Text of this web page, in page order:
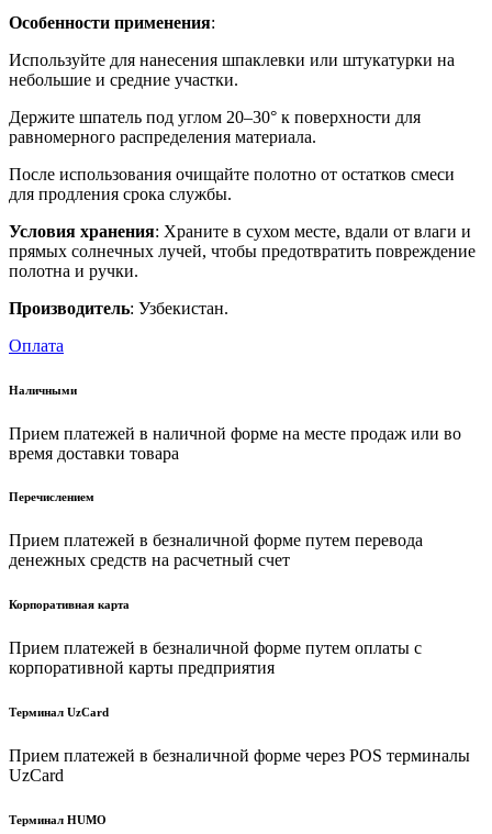
Особенности применения:
Используйте для нанесения шпаклевки или штукатурки на
небольшие и средние участки.
Держите шпатель под углом 20–30° к поверхности для
равномерного распределения материала.
После использования очищайте полотно от остатков смеси
для продления срока службы.
Условия хранения: Храните в сухом месте, вдали от влаги и
прямых солнечных лучей, чтобы предотвратить повреждение
полотна и ручки.
Производитель: Узбекистан.
Оплата
Наличными
Прием платежей в наличной форме на месте продаж или во
время доставки товара
Перечислением
Прием платежей в безналичной форме путем перевода
денежных средств на расчетный счет
Корпоративная карта
Прием платежей в безналичной форме путем оплаты с
корпоративной карты предприятия
Терминал UzCard
Прием платежей в безналичной форме через POS терминалы
UzCard
Терминал HUMO